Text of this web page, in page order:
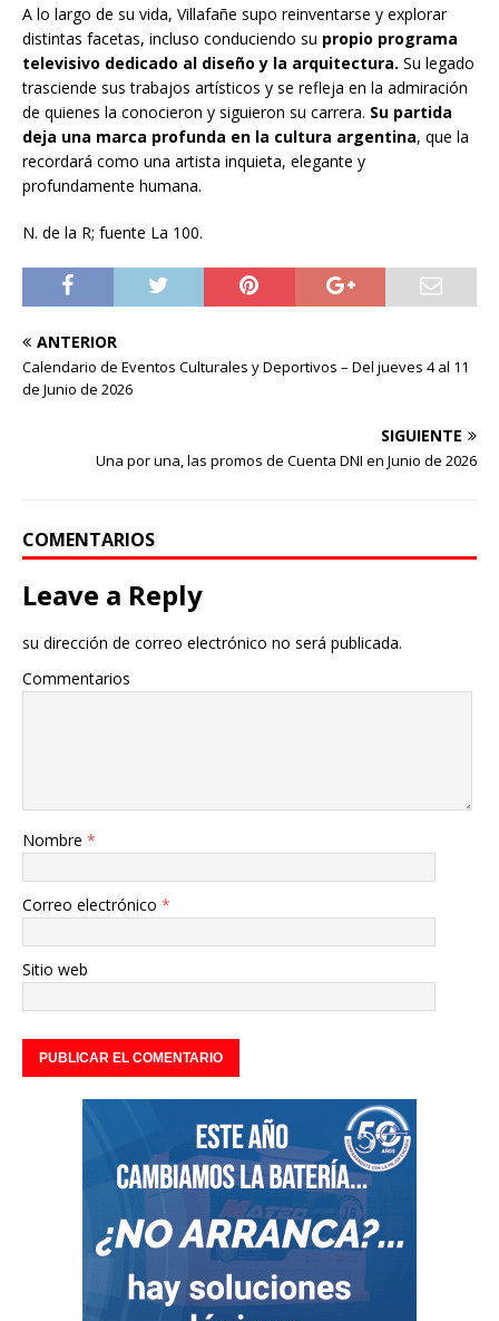
A lo largo de su vida, Villafañe supo reinventarse y explorar
distintas facetas, incluso conduciendo su propio programa
televisivo dedicado al diseño y la arquitectura. Su legado
trasciende sus trabajos artísticos y se refleja en la admiración
de quienes la conocieron y siguieron su carrera. Su partida
deja una marca profunda en la cultura argentina, que la
recordará como una artista inquieta, elegante y
profundamente humana.
N. de la R; fuente La 100.
ANTERIOR
Calendario de Eventos Culturales y Deportivos – Del jueves 4 al 11
de Junio de 2026
SIGUIENTE
Una por una, las promos de Cuenta DNI en Junio de 2026
COMENTARIOS
Leave a Reply
su dirección de correo electrónico no será publicada.
Commentarios
Nombre *
Correo electrónico *
Sitio web